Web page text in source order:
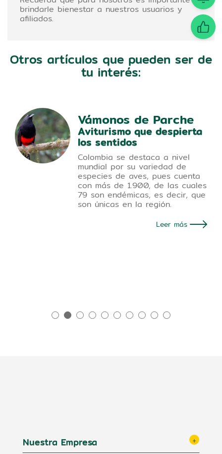
brindarle bienestar a nuestros usuarios y
afiliados.
Otros artículos que pueden ser de
tu interés:
Vámonos de Parche
Aviturismo que despierta
los sentidos
Colombia se destaca a nivel
mundial por su variedad de
especies de aves, pues cuenta
con más de 1.900, de las cuales
79 son endémicas, es decir, que
son únicas en la región.
Leer más
Nuestra Empresa